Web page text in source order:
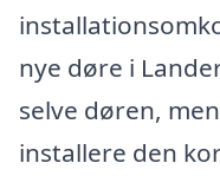
nye døre i
selve døren,
installere den